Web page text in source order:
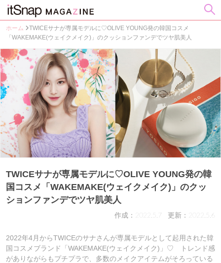
ホーム
TWICEサナが専属モデルに♡OLIVE YOUNG発の韓国コスメ
「WAKEMAKE(ウェイクメイク)」のクッションファンデでツヤ肌美人
TWICEサナが専属モデルに♡OLIVE YOUNG発の韓
国コスメ「WAKEMAKE(ウェイクメイク)」のクッ
ションファンデでツヤ肌美人
作成：2022.5.7 更新：2022.5.6
2022年4月からTWICEのサナさんが専属モデルとして起用された韓
国コスメブランド「WAKEMAKE(ウェイクメイク)」♡ トレンド感
がありながらもプチプラで、多数のメイクアイテムがそろっている